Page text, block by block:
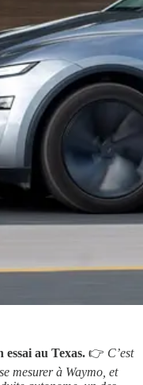
au Texas. 👉 C’est
mesurer à Waymo, et